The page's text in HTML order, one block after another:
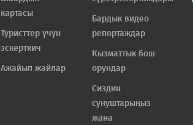
картасы
Туристтер үчүн
эскерткич
Ажайып жайлар
Бардык видео
репортаждар
Кызматтык бош
орундар
Сиздин
сунуштарыңыз
жана